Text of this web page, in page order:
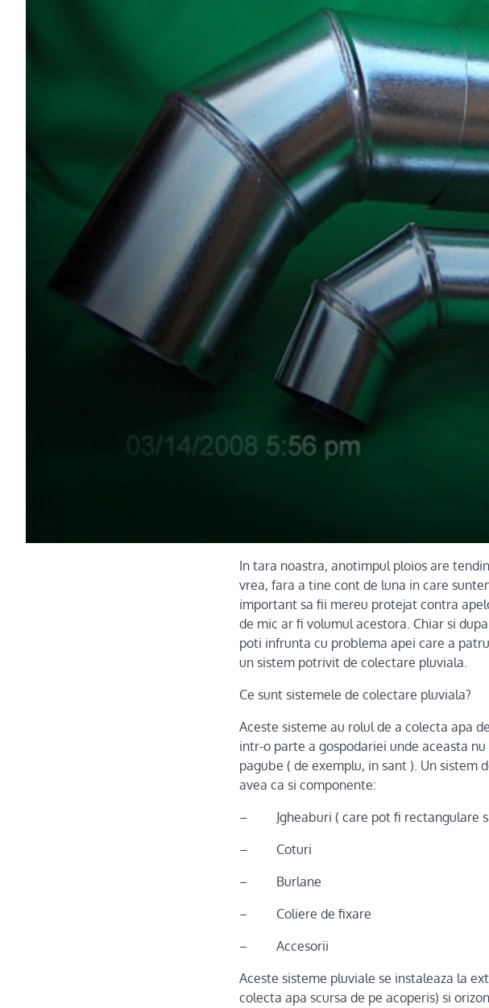
In tara noastra, anotimpul ploios are
vrea, fara a tine cont de luna in care
important sa fii mereu protejat contra
de mic ar fi volumul acestora. Chiar si
poti infrunta cu problema apei care a
un sistem potrivit de colectare pluviala.
Ce sunt sistemele de colectare pluviala?
Aceste sisteme au rolul de a colecta apa
intr-o parte a gospodariei unde aceasta
pagube ( de exemplu, in sant ). Un sistem
avea ca si componente:
– Jgheaburi ( care pot fi rectangulare
– Coturi
– Burlane
– Coliere de fixare
– Accesorii
Aceste sisteme pluviale se instaleaza la
colecta apa scursa de pe acoperis) si